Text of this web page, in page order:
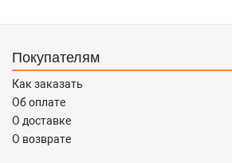
Покупателям
Как заказать
Об оплате
О доставке
О возврате